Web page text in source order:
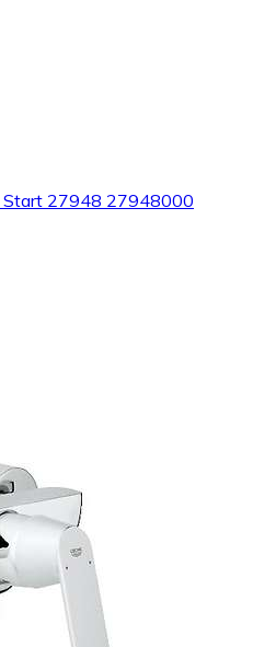
Start 27948 27948000